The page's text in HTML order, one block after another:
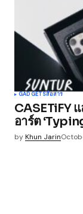
GADGETSสื่อสาร
CASETiFY
อาร์ต
byKhun Jarin